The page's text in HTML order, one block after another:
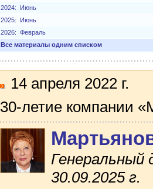
2024:
Июнь
2025:
Июнь
2026: Февраль
Все материалы одним списком
14 апреля 2022 г.
30-летие компании
30.09.2025 г.